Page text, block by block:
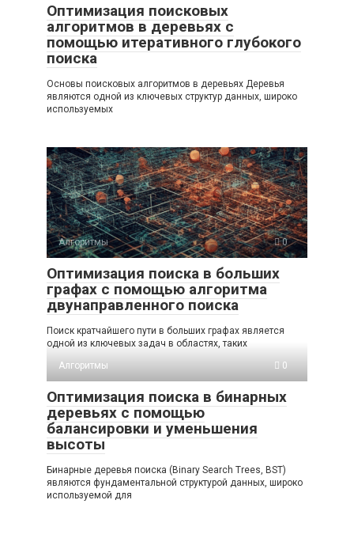
Оптимизация поисковых
алгоритмов в деревьях с
помощью итеративного глубокого
поиска
Основы поисковых алгоритмов в деревьях Деревья
являются одной из ключевых структур данных, широко
используемых
Алгоритмы 0
Оптимизация поиска в больших
графах с помощью алгоритма
двунаправленного поиска
Поиск кратчайшего пути в больших графах является
одной из ключевых задач в областях, таких
Алгоритмы
0
Оптимизация поиска в бинарных
деревьях с помощью
балансировки и уменьшения
высоты
Бинарные деревья поиска (Binary Search Trees, BST)
являются фундаментальной структурой данных, широко
используемой для